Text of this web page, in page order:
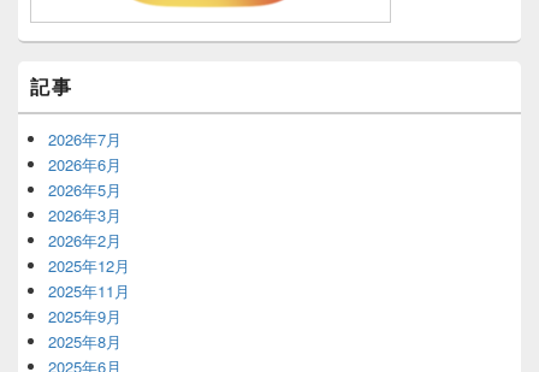
記事
2026年7月
2026年6月
2026年5月
2026年3月
2026年2月
2025年12月
2025年11月
2025年9月
2025年8月
2025年6月